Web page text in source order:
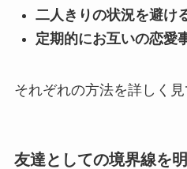
二人きりの状況を避け
定期的にお互いの恋愛
それぞれの方法を詳しく見
友達としての境界線を